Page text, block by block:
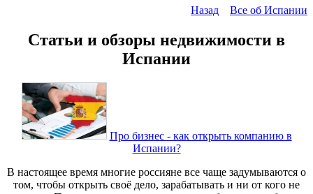
Назад Все об Испании
Статьи и обзоры недвижимости в
Испании
Про бизнес - как открыть компанию в
Испании?
В настоящее время многие россияне все чаще задумываются о
том, чтобы открыть своё дело, зарабатывать и ни от кого не